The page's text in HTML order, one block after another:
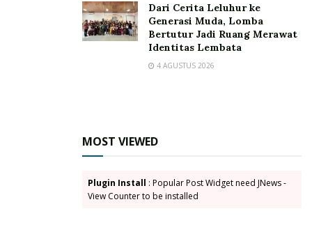
Dari Cerita Leluhur ke
Generasi Muda, Lomba
Bertutur Jadi Ruang Merawat
Identitas Lembata
4 AGUSTUS 2026
MOST VIEWED
Plugin Install : Popular Post Widget need JNews -
View Counter to be installed